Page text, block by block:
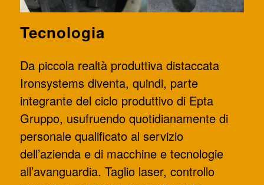
Tecnologia
Da piccola realtà produttiva distaccata
Ironsystems diventa, quindi, parte
integrante del ciclo produttivo di Epta
Gruppo, usufruendo quotidianamente di
personale qualificato al servizio
dell’azienda e di macchine e tecnologie
all’avanguardia. Taglio laser, controllo